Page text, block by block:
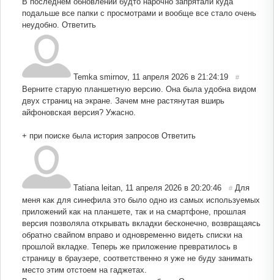
подальше все папки с просмотрами и вообще все стало очень
неудобно. Ответить
Temka smirnov, 11 апреля 2026 в 21:24:19 #
Верните старую планшетную версию. Она была удобна видом
двух страниц на экране. Зачем мне растянутая вширь
айфоновская версия? Ужасно.
+ при поиске была история запросов Ответить
Tatiana leitan, 11 апреля 2026 в 20:20:46 # Для
меня как для синефила это было одно из самых используемых
приложений как на планшете, так и на смартфоне, прошлая
версия позволяла открывать вкладки бесконечно, возвращаясь
обратно свайпом вправо и одновременно видеть списки на
прошлой вкладке. Теперь же приложение превратилось в
страницу в браузере, соответственно я уже не буду занимать
место этим отстоем на гаджетах.